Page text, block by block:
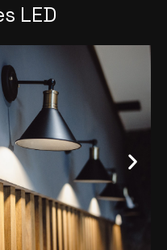
LED